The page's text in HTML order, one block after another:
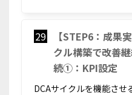
29
【STEP6：成果
クル構築で改善
続①：KPI設定
DCAサイクルを機能させ